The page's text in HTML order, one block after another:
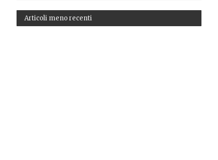
Articoli meno recenti